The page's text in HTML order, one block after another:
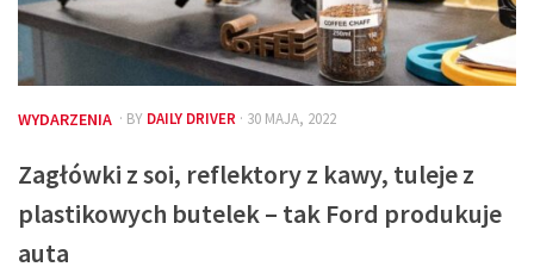
WYDARZENIA · BY DAILY DRIVER · 30 MAJA, 2022
Zagłówki z soi, reflektory z kawy, tuleje z
plastikowych butelek – tak Ford produkuje
auta